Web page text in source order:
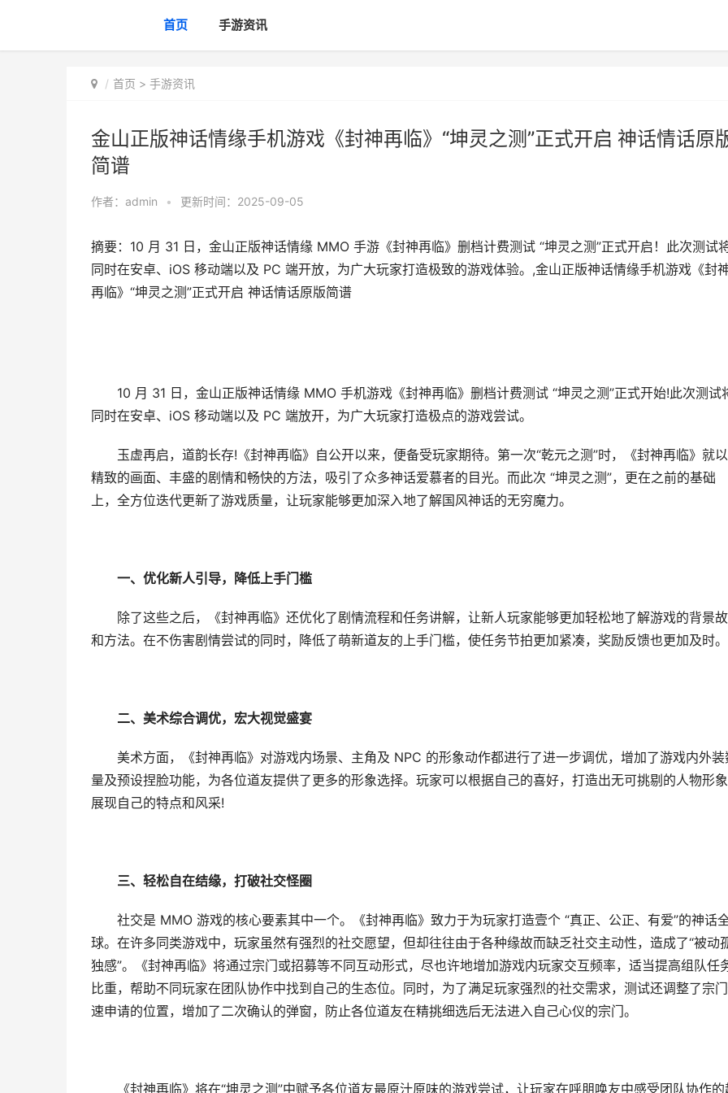
首页 手游资讯
首页 > 手游资讯
金山正版神话情缘手机游戏《封神再临》“坤灵之测”正式开启 神话情话原
简谱
作者： admin • 更新时间：2025-09-05
摘要：10 月 31 日，金山正版神话情缘 MMO 手游《封神再临》删档计费测试 “坤灵之测”正式开启！此次测试
同时在安卓、iOS 移动端以及 PC 端开放，为广大玩家打造极致的游戏体验。,金山正版神话情缘手机游戏《封
再临》“坤灵之测”正式开启 神话情话原版简谱
10 月 31 日，金山正版神话情缘 MMO 手机游戏《封神再临》删档计费测试 “坤灵之测”正式开始!此次测试
同时在安卓、iOS 移动端以及 PC 端放开，为广大玩家打造极点的游戏尝试。
玉虚再启，道韵长存!《封神再临》自公开以来，便备受玩家期待。第一次“乾元之测”时，《封神再临》就
精致的画面、丰盛的剧情和畅快的方法，吸引了众多神话爱慕者的目光。而此次 “坤灵之测”，更在之前的基础
上，全方位迭代更新了游戏质量，让玩家能够更加深入地了解国风神话的无穷魔力。
一、优化新人引导，降低上手门槛
除了这些之后，《封神再临》还优化了剧情流程和任务讲解，让新人玩家能够更加轻松地了解游戏的背景
和方法。在不伤害剧情尝试的同时，降低了萌新道友的上手门槛，使任务节拍更加紧凑，奖励反馈也更加及时。
二、美术综合调优，宏大视觉盛宴
美术方面，《封神再临》对游戏内场景、主角及 NPC 的形象动作都进行了进一步调优，增加了游戏内外装
量及预设捏脸功能，为各位道友提供了更多的形象选择。玩家可以根据自己的喜好，打造出无可挑剔的人物形象
展现自己的特点和风采!
三、轻松自在结缘，打破社交怪圈
社交是 MMO 游戏的核心要素其中一个。《封神再临》致力于为玩家打造壹个 “真正、公正、有爱”的神话
球。在许多同类游戏中，玩家虽然有强烈的社交愿望，但却往往由于各种缘故而缺乏社交主动性，造成了“被动
独感”。《封神再临》将通过宗门或招募等不同互动形式，尽也许地增加游戏内玩家交互频率，适当提高组队任
比重，帮助不同玩家在团队协作中找到自己的生态位。同时，为了满足玩家强烈的社交需求，测试还调整了宗
速申请的位置，增加了二次确认的弹窗，防止各位道友在精挑细选后无法进入自己心仪的宗门。
《封神再临》将在“坤灵之测”中赋予各位道友最原汁原味的游戏尝试，让玩家在呼朋唤友中感受团队协作的